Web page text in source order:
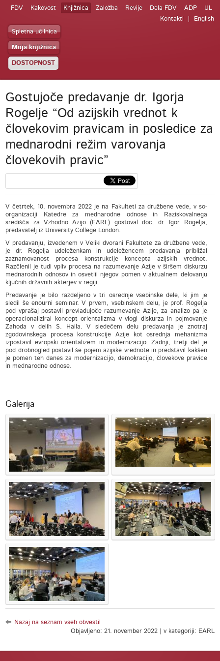
FDV Kakovost Knjižnica Založba Revije Dela FDV ADP
UL
Kontakti
English
Spletna učilnica
Moja knjižnica
DOSTOPNOST
Gostujoče predavanje dr. Igorja
Rogelje “Od azijskih vrednot k
človekovim pravicam in posledice za
mednarodni režim varovanja
človekovih pravic”
V četrtek, 10. novembra 2022 je na Fakulteti za družbene vede, v so-
organizaciji Katedre za mednarodne odnose in Raziskovalnega
središča za Vzhodno Azijo (EARL) gostoval doc. dr. Igor Rogelja,
predavatelj iz University College London.
V predavanju, izvedenem v Veliki dvorani Fakultete za družbene vede,
je dr. Rogelja udeleženkam in udeležencem predavanja približal
zaznamovanost procesa konstrukcije koncepta azijskih vrednot.
Razčlenil je tudi vpliv procesa na razumevanje Azije v širšem diskurzu
mednarodnih odnosov in osvetlil njegov pomen v aktualnem delovanju
ključnih državnih akterjev v regiji.
Predavanje je bilo razdeljeno v tri osrednje vsebinske dele, ki jim je
sledil še enourni seminar. V prvem, vsebinskem delu, je prof. Rogelja
pod vprašaj postavil prevladujoče razumevanje Azije, za analizo pa je
operacionaliziral koncept orientalizma v vlogi diskurza in pojmovanje
Zahoda v delih S. Halla. V sledečem delu predavanja je znotraj
zgodovinskega procesa konstrukcije Azije kot osrednja mehanizma
izpostavil evropski orientalizem in modernizacijo. Zadnji, tretji del je
pod drobnogled postavil še pojem azijske vrednote in predstavil kakšen
je pomen teh danes za modernizacijo, demokracijo, človekove pravice
in mednarodne odnose.
Galerija
Nazaj na seznam vseh obvestil
Objavljeno: 21. november 2022 | v kategoriji: EARL